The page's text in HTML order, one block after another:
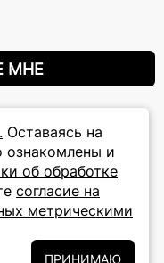
Оставаясь на
ознакомлены и
об обработке
согласие на
метрическими
ПРИНИМАЮ
МНЕ